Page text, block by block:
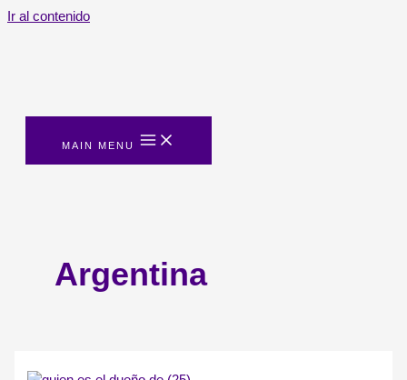
Ir al contenido
MAIN MENU
Argentina